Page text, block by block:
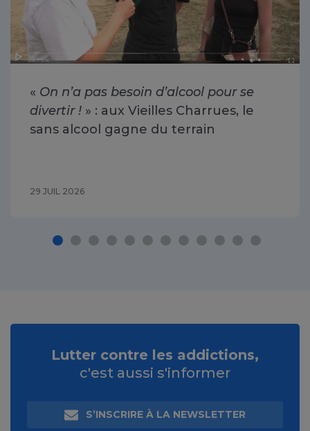
« On n’a pas besoin d’alcool pour se
divertir ! » : aux Vieilles Charrues, le
sans alcool gagne du terrain
29 JUIL 2026
Lutter contre les addictions,
c'est aussi s'informer
S’INSCRIRE À LA NEWSLETTER